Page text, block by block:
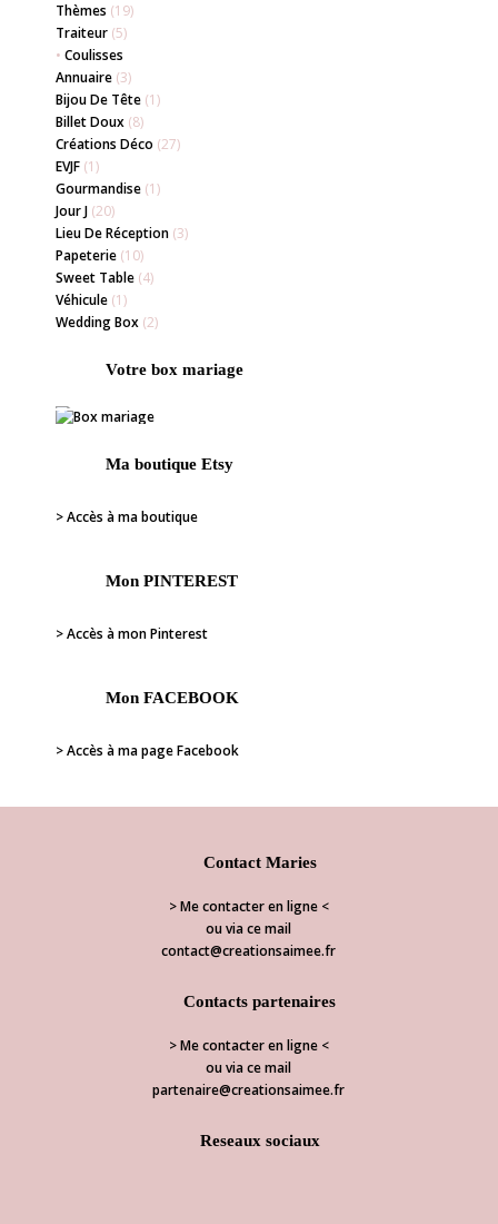
Thèmes (19)
Traiteur(5)
• Coulisses
Annuaire(3)
Bijou De Tête(1)
Billet Doux(8)
Créations Déco (27)
EVJF(1)
Gourmandise(1)
Jour J(20)
Lieu De Réception(3)
Papeterie(10)
Sweet Table(4)
Véhicule(1)
Wedding Box(2)
Votre box mariage
Ma boutique Etsy
> Accès à ma boutique
Mon PINTEREST
> Accès à mon Pinterest
Mon FACEBOOK
> Accès à ma page Facebook
Contact Maries
> Me contacter en ligne <
ou via ce mail
contact@creationsaimee.fr
Contacts partenaires
> Me contacter en ligne <
ou via ce mail
partenaire@creationsaimee.fr
Reseaux sociaux